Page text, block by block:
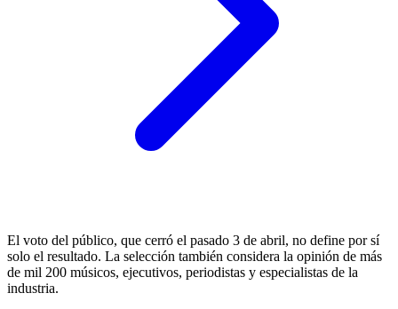
El voto del público, que cerró el pasado 3 de abril, no define por sí
solo el resultado. La selección también considera la opinión de más
de mil 200 músicos, ejecutivos, periodistas y especialistas de la
industria.